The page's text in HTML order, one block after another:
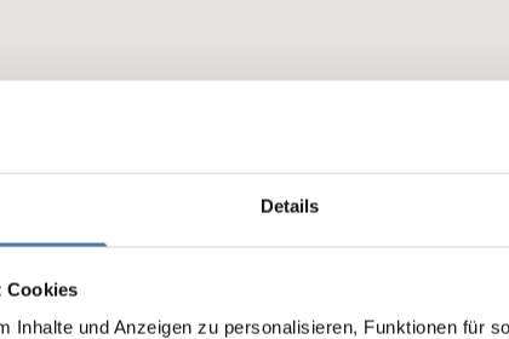
Details
Cookies
Inhalte und Anzeigen zu personalisieren, Funktionen für